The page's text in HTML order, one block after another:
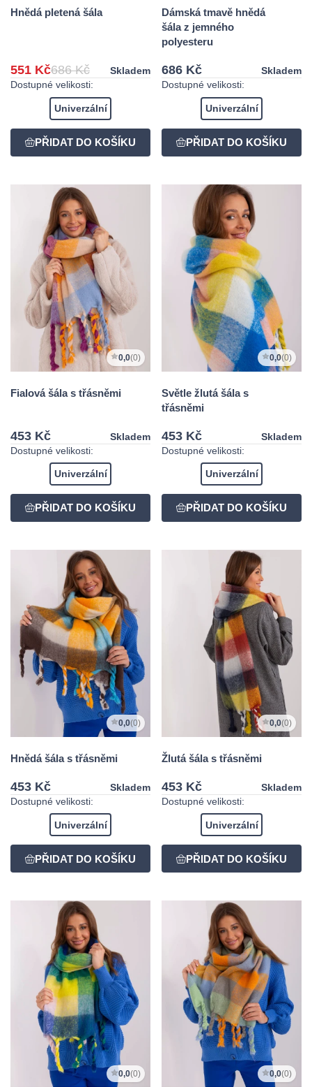
Hnědá pletená šála
551 Kč686 Kč
Skladem
Dostupné velikosti:
Univerzální
Dámská tmavě hnědá
šála z jemného
polyesteru
686 Kč
Skladem
Dostupné velikosti:
Univerzální
0,0(0)
Fialová šála s třásněmi
453 Kč
Skladem
Dostupné velikosti:
Univerzální
0,0(0)
Světle žlutá šála s
třásněmi
453 Kč
Skladem
Dostupné velikosti:
Univerzální
0,0(0)
Hnědá šála s třásněmi
453 Kč
Skladem
Dostupné velikosti:
Univerzální
0,0(0)
Žlutá šála s třásněmi
453 Kč
Skladem
Dostupné velikosti:
Univerzální
0,0(0) 0,0(0)